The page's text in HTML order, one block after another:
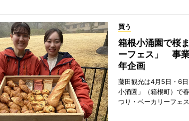
買う
箱根小涌園で桜
ーフェス」 事
年企画
藤田観光は4月5日・6
小涌園」（箱根町）で
つり・ベーカリーフェ